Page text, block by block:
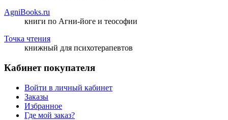
AgniBooks.ru
книги по Агни-йоге и теософии
Точка чтения
книжный для психотерапевтов
Кабинет покупателя
Войти в личный кабинет
Заказы
Избранное
Где мой заказ?